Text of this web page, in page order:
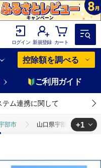
ログイン 新規登録 カート
控除額を調べる
ご利用ガイド
テム連携に関して
部市 山口県宇部市 ANAト
+1